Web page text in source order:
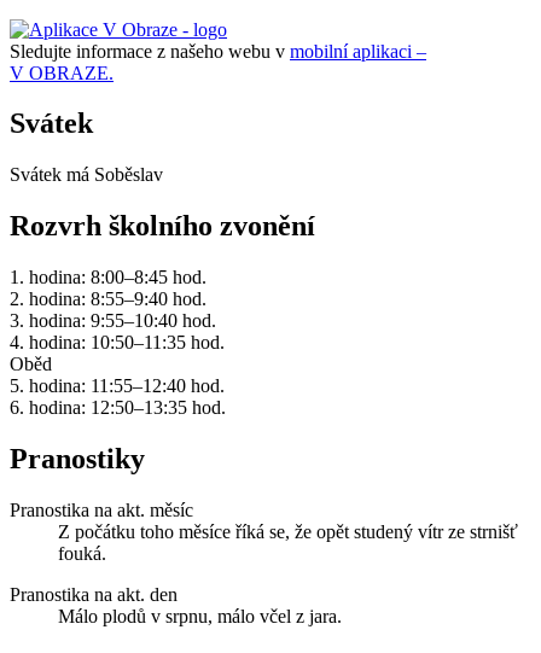
Sledujte informace z našeho webu v mobilní aplikaci –
V OBRAZE.
Svátek
Svátek má Soběslav
Rozvrh školního zvonění
1. hodina: 8:00–8:45 hod.
2. hodina: 8:55–9:40 hod.
3. hodina: 9:55–10:40 hod.
4. hodina: 10:50–11:35 hod.
Oběd
5. hodina: 11:55–12:40 hod.
6. hodina: 12:50–13:35 hod.
Pranostiky
Pranostika na akt. měsíc
Z počátku toho měsíce říká se, že opět studený vítr ze strnišť
fouká.
Pranostika na akt. den
Málo plodů v srpnu, málo včel z jara.